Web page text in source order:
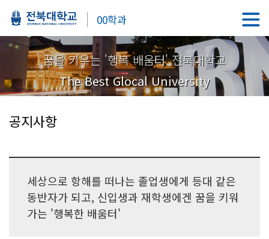
00학과
꿈을 키우는 '행복 배움터' 전북대학교
The Best Glocal University
공지사항
세상으로 항해를 떠나는 졸업생에게 등대 같은
동반자가 되고, 신입생과 재학생에겐 꿈을 키워
가는 '행복한 배움터'